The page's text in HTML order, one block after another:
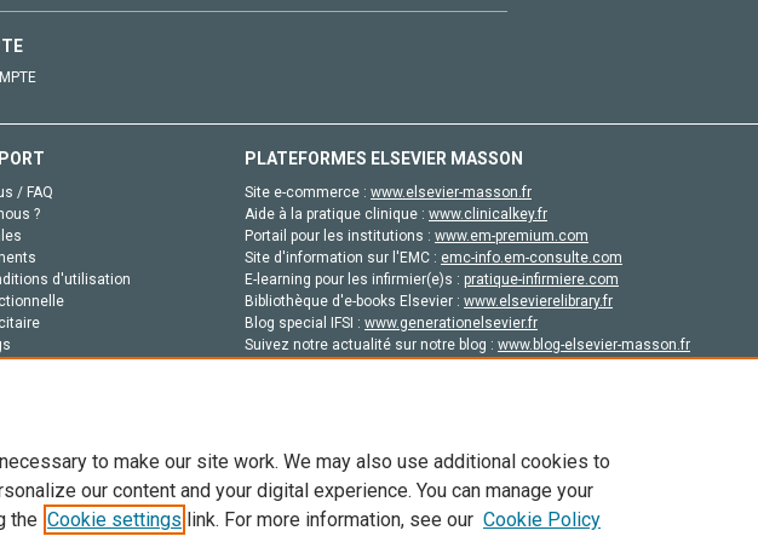
/ FAQ
?
d'utilisation
PLATEFORMES ELSEVIER MASSON
Site e-commerce : www.elsevier-masson.fr
Aide à la pratique clinique : www.clinicalkey.fr
Portail pour les institutions : www.em-premium.com
Site d'information sur l'EMC : emc-info.em-consulte.com
E-learning pour les infirmier(e)s : pratique-infirmiere.com
Bibliothèque d'e-books Elsevier : www.elsevierelibrary.fr
Blog special IFSI : www.generationelsevier.fr
Suivez notre actualité sur notre blog : www.blog-elsevier-masson.fr
de ce site: Copyright © 2026 Elsevier, ses concédants de licence et ses contributeurs. Tout les droits sont réservés,
to make our site work. We may also use additional cookies to
our content and your digital experience. You can manage your
the Cookie settings link. For more information, see our Cookie Policy